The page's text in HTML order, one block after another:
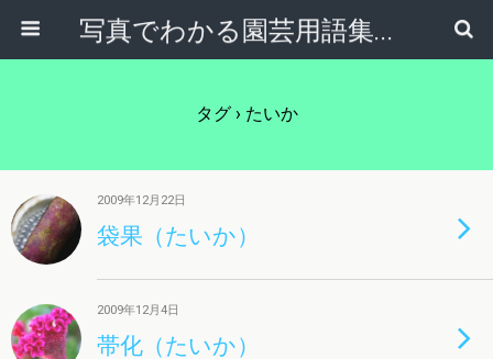
写真でわかる園芸用語集｜見て納得！かんたんガーデニング用語辞典
タグ › たいか
2009年12月22日
袋果（たいか）
2009年12月4日
帯化（たいか）